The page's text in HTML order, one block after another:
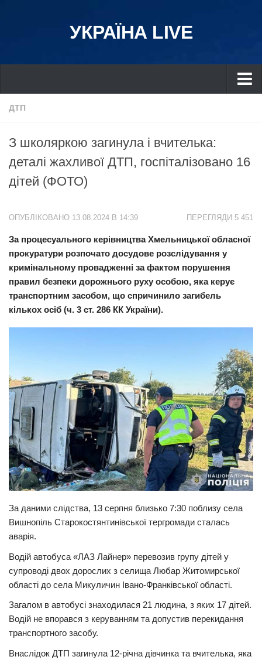
УКРАЇНА LIVE
Україна
Дніпро
Львів
Івано-Франківськ
Донбас
Одеса
Схід
Прикарпаття
Економіка
Наука
Технології
Історії
Рецепти
Привітання
Здоров’я
Події
Кримінал
Курйози
Суспільство
Культура
Шоу-біз
ДТП
З школяркою загинула і вчителька:
деталі жахливої ДТП, госпіталізовано 16
дітей (ФОТО)
ПЕРЕГЛЯДИ 5 451
ОПУБЛІКОВАНО 13.08.2024 В 14:39
За процесуального керівництва Хмельницької обласної
прокуратури розпочато досудове розслідування у
кримінальному провадженні за фактом порушення
правил безпеки дорожнього руху особою, яка керує
транспортним засобом, що спричинило загибель
кількох осіб (ч. 3 ст. 286 КК України).
За даними слідства, 13 серпня близько 7:30 поблизу села
Вишнопіль Старокостянтинівської тергромади сталась
аварія.
Водій автобуса «ЛАЗ Лайнер» перевозив групу дітей у
супроводі двох дорослих з селища Любар Житомирської
області до села Микуличин Івано-Франківської області.
Загалом в автобусі знаходилася 21 людина, з яких 17 дітей.
Водій не впорався з керуванням та допустив перекидання
транспортного засобу.
Внаслідок ДТП загинула 12-річна дівчинка та вчителька, яка